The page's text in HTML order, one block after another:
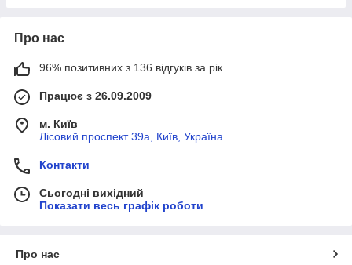
Про нас
96% позитивних з 136 відгуків за рік
Працює з 26.09.2009
м. Київ
Лісовий проспект 39а, Київ, Україна
Контакти
Сьогодні вихідний
Показати весь графік роботи
Про нас